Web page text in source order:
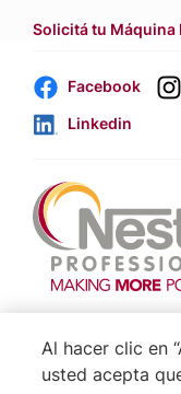
Solicitá tu Máquina
Facebook
Linkedin
Aviso de Cookies
Al hacer clic en
usted acepta